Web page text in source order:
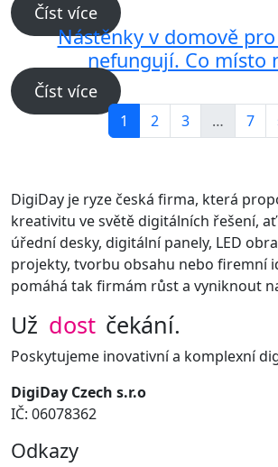
Číst více
Nástěnky v domově
nefungují. Co místo
Číst více
1 2 3 … 7
DigiDay je ryze česká firma, která
kreativitu ve světě digitálních řešení,
úřední desky, digitální panely, LED
projekty, tvorbu obsahu nebo firemní
pomáhá tak firmám růst a vyniknout
Už dost čekání.
Poskytujeme inovativní a komplexní
DigiDay Czech s.r.o
IČ: 06078362
Odkazy